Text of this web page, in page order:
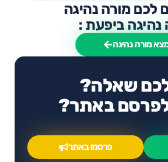
לכם מורה נהיגה
נהיגה ביפעת :
מורה נהיגה
שאלה?
לפרסם באתר?
פרסמו באתר